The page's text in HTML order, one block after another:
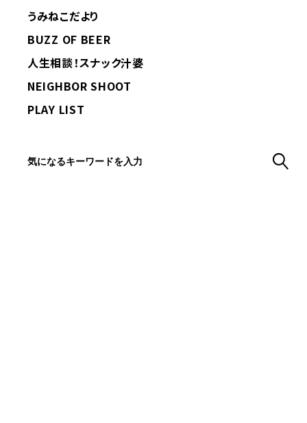
うみねこだより
BUZZ OF BEER
人生相談！スナック汁婆
NEIGHBOR SHOOT
PLAY LIST